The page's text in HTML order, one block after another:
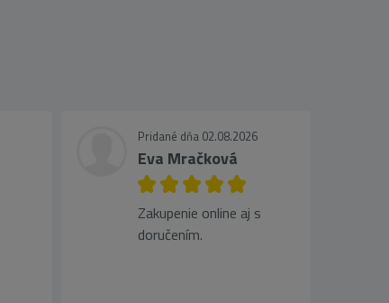
Pridané dňa 02.08.2026
Eva Mračková
Zakupenie online aj s
doručením.